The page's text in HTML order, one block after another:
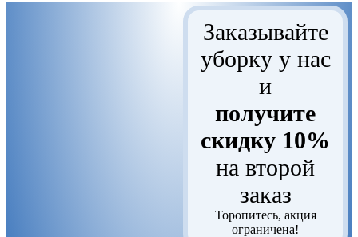
Заказывайте
уборку у нас
и
получите
скидку 10%
на второй
заказ
Торопитесь, акция
ограничена!